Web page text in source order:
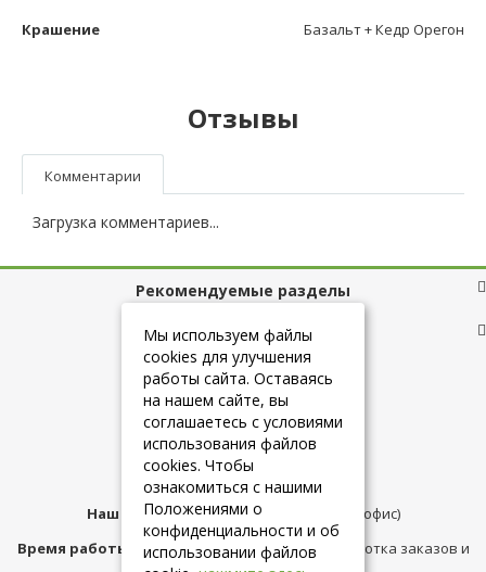
Крашение Базальт + Кедр Орегон
Отзывы
Комментарии
Загрузка комментариев...
Рекомендуемые разделы
Полезные ссылки
+7 (925) 084-10-60
Наш адрес:Москва,ул.Плещеева д.12 (офис)
Время работы магазина:с 10:00 до 21:00 (обработка заказов и
Мы используем файлы
cookies для улучшения
работы сайта. Оставаясь
на нашем сайте, вы
соглашаетесь с условиями
использования файлов
cookies. Чтобы
ознакомиться с нашими
Положениями о
конфиденциальности и об
использовании файлов